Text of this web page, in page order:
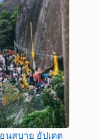
นสบาย อัปเดต